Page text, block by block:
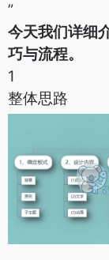
”
今天我们详细
巧与流程。
1
整体思路